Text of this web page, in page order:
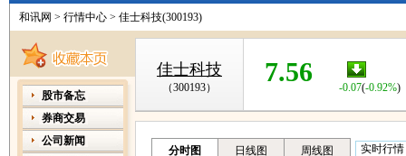
和讯网 > 行情中心 > 佳士科技(300193)
股市备忘
券商交易
公司新闻
佳士科技
（300193）
7.56
-0.07(-0.92%)